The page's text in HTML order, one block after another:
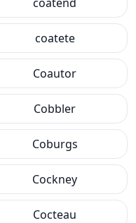
coatete
Coautor
Cobbler
Coburgs
Cockney
Cocteau